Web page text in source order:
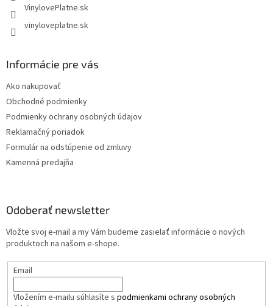
VinylovePlatne.sk
vinyloveplatne.sk
Informácie pre vás
Ako nakupovať
Obchodné podmienky
Podmienky ochrany osobných údajov
Reklamačný poriadok
Formulár na odstúpenie od zmluvy
Kamenná predajňa
Odoberať newsletter
Vložte svoj e-mail a my Vám budeme zasielať informácie o nových
produktoch na našom e-shope.
Email
Vložením e-mailu súhlasíte s podmienkami ochrany osobných